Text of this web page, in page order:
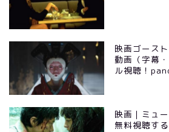
映画ゴース
動画（字幕
ル視聴！
映画｜ミュ
無料視聴する